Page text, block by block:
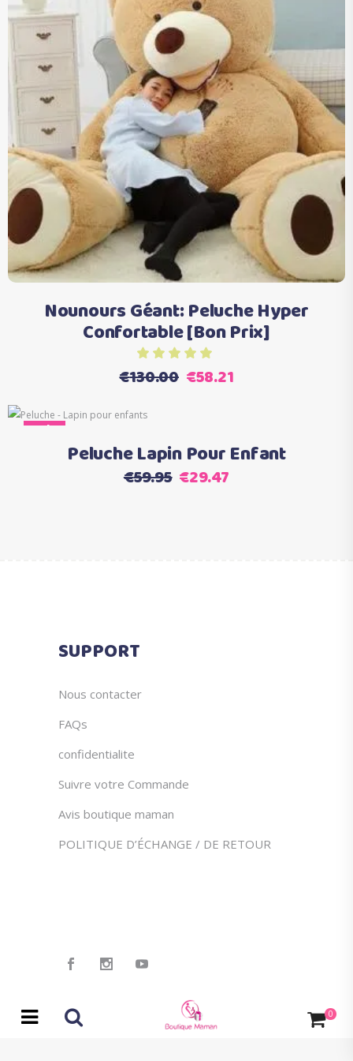
Ajouter au panier
Nounours Géant: Peluche Hyper
Confortable [Bon Prix]
€130.00 Le
€130.00.
€58.21Le
€58.21.
Sale
Peluche Lapin Pour Enfant
€59.95 Le
€29.47
SUPPORT
Nous contacter
FAQs
confidentialite
Suivre votre Commande
Avis boutique maman
POLITIQUE D’ÉCHANGE / DE RETOUR